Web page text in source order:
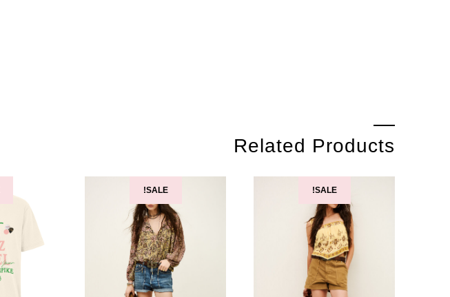
Related Products
SALE!
SALE!